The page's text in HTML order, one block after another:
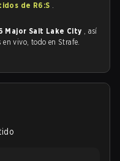
de R6:S .
Major Salt Lake City , así
vivo, todo en Strafe.